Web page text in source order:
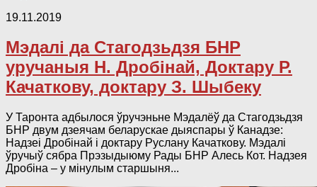
19.11.2019
Мэдалі да Стагодзьдзя БНР
уручаныя Н. Дробінай, Доктару Р.
Качаткову, доктару З. Шыбеку
У Таронта адбылося ўручэньне Мэдалёў да Стагодзьдзя
БНР двум дзеячам беларускае дыяспары ў Канадзе:
Надзеі Дробінай і доктару Руслану Качаткову. Мэдалі
ўручыў сябра Прэзыдыюму Рады БНР Алесь Кот. Надзея
Дробіна – у мінулым старшыня...